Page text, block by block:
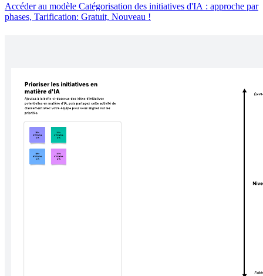
Accéder au modèle Catégorisation des initiatives d'IA : approche par
phases, Tarification: Gratuit, Nouveau !